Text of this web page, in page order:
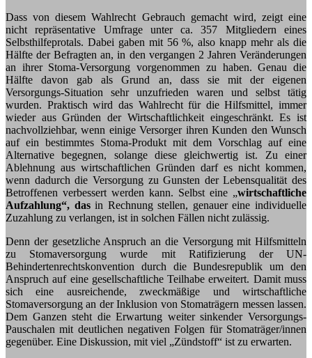
Dass von diesem Wahlrecht Gebrauch gemacht wird, zeigt eine
nicht repräsentative Umfrage unter ca. 357 Mitgliedern eines
Selbsthilfeprotals. Dabei gaben mit 56 %, also knapp mehr als die
Hälfte der Befragten an, in den vergangen 2 Jahren Veränderungen
an ihrer Stoma-Versorgung vorgenommen zu haben. Genau die
Hälfte davon gab als Grund an, dass sie mit der eigenen
Versorgungs-Situation sehr unzufrieden waren und selbst tätig
wurden. Praktisch wird das Wahlrecht für die Hilfsmittel, immer
wieder aus Gründen der Wirtschaftlichkeit eingeschränkt. Es ist
nachvollziehbar, wenn einige Versorger ihren Kunden den Wunsch
auf ein bestimmtes Stoma-Produkt mit dem Vorschlag auf eine
Alternative begegnen, solange diese gleichwertig ist. Zu einer
Ablehnung aus wirtschaftlichen Gründen darf es nicht kommen,
wenn dadurch die Versorgung zu Gunsten der Lebensqualität des
Betroffenen verbessert werden kann. Selbst eine „wirtschaftliche
Aufzahlung“, dasin Rechnung stellen, genauer eine individuelle
Zuzahlung zu verlangen, ist in solchen Fällen nicht zulässig.
Denn der gesetzliche Anspruch an die Versorgung mit Hilfsmitteln
zu Stomaversorgung wurde mit Ratifizierung der UN-
Behindertenrechtskonvention durch die Bundesrepublik um den
Anspruch auf eine gesellschaftliche Teilhabe erweitert. Damit muss
sich eine ausreichende, zweckmäßige und wirtschaftliche
Stomaversorgung an der Inklusion von Stomaträgern messen lassen.
Dem Ganzen steht die Erwartung weiter sinkender Versorgungs-
Pauschalen mit deutlichen negativen Folgen für Stomaträger/innen
gegenüber. Eine Diskussion, mit viel „Zündstoff“ ist zu erwarten.